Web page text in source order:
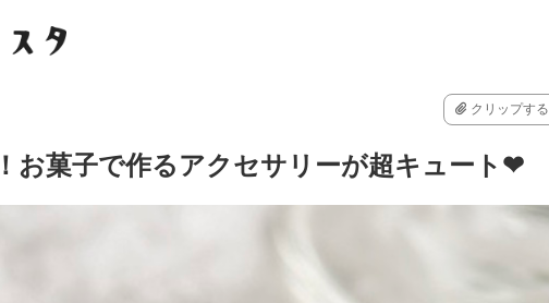
クリップする
お菓子で作るアクセサリーが超キュート❤